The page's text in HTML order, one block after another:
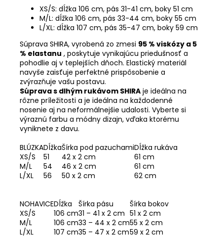
XS/S: dĺžka 106 cm, pás 31-41 cm, boky 51 cm
M/L: dĺžka 106 cm, pás 33-44 cm, boky 55 cm
L/XL: dĺžka 107 cm, pás 35-47 cm, boky 59 cm
Súprava SHIRA, vyrobená zo zmesi 95 % viskózy a 5
% elastanu , poskytuje vynikajúcu priedušnosť a
pohodlie aj v teplejších dňoch. Elastický materiál
navyše zaisťuje perfektné prispôsobenie a
zvýrazňuje vašu postavu.
Súprava s dlhým rukávom SHIRA je ideálna na
rôzne príležitosti a je ideálna na každodenné
nosenie aj na neformálnejšie udalosti. Vyberte si
výraznú farbu a módny dizajn, vďaka ktorému
vyniknete z davu.
BLÚZKADĺžkaŠírka pod pazuchamiDĺžka rukáva
XS/S
51 42 x 2 cm
61 cm
M/L
54 46 x 2 cm
61 cm
L/XL
56 50 x 2 cm 62 cm
NOHAVICEDĺžka Šírka pásu
Šírka bokov
XS/S
106 cm31 – 41 x 2 cm 51 x 2 cm
M/L
106 cm33 – 44 x 2 cm55 x 2 cm
L/XL
107 cm35 – 47 x 2 cm59 x 2 cm